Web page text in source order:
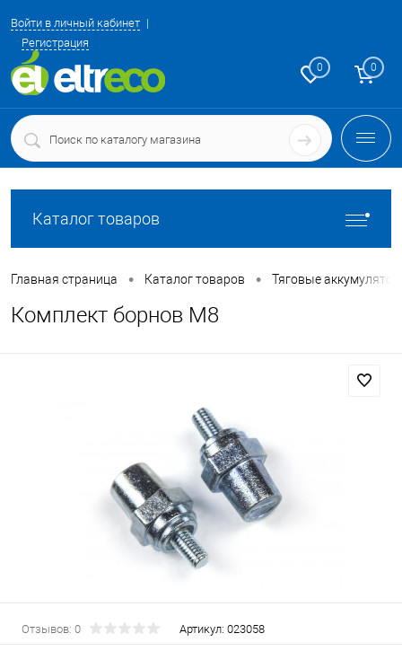
Войти в личный кабинет
Регистрация
0 0
Каталог товаров
Главная страница • Каталог товаров • Тяговые
Комплект борнов М8
Отзывов: 0 Артикул: 023058